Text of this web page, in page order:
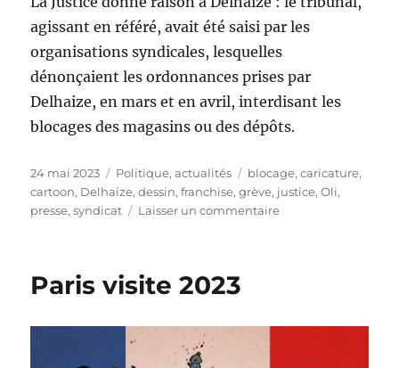
agissant en référé, avait été saisi par les
organisations syndicales, lesquelles
dénonçaient les ordonnances prises par
Delhaize, en mars et en avril, interdisant les
blocages des magasins ou des dépôts.
Publié
le
24 mai 2023 Catégories
Politique, actualités Étiquettes
blocage,caricature,
cartoon, Delhaize,dessin,franchise,grève, justice,Oli,
presse,syndicat Laisser un commentairesur
Paris visite 2023